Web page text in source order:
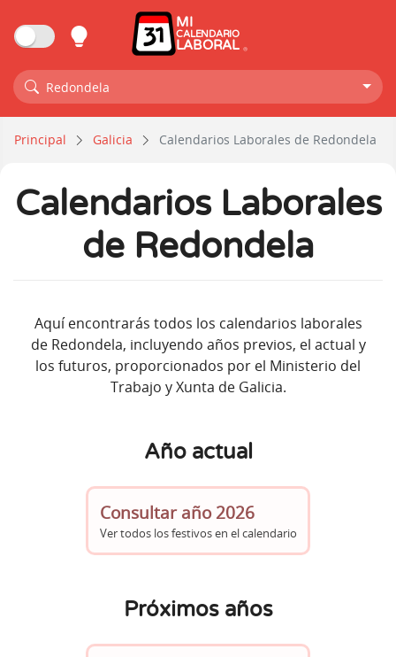
MI
CALENDARIO
LABORAL
Redondela
Principal Galicia Calendarios Laborales de Redondela
Calendarios Laborales
de Redondela
Aquí encontrarás todos los calendarios laborales
de Redondela, incluyendo años previos, el actual y
los futuros, proporcionados por el Ministerio del
Trabajo y Xunta de Galicia.
Año actual
Consultar año 2026
Ver todos los festivos en el calendario
Próximos años